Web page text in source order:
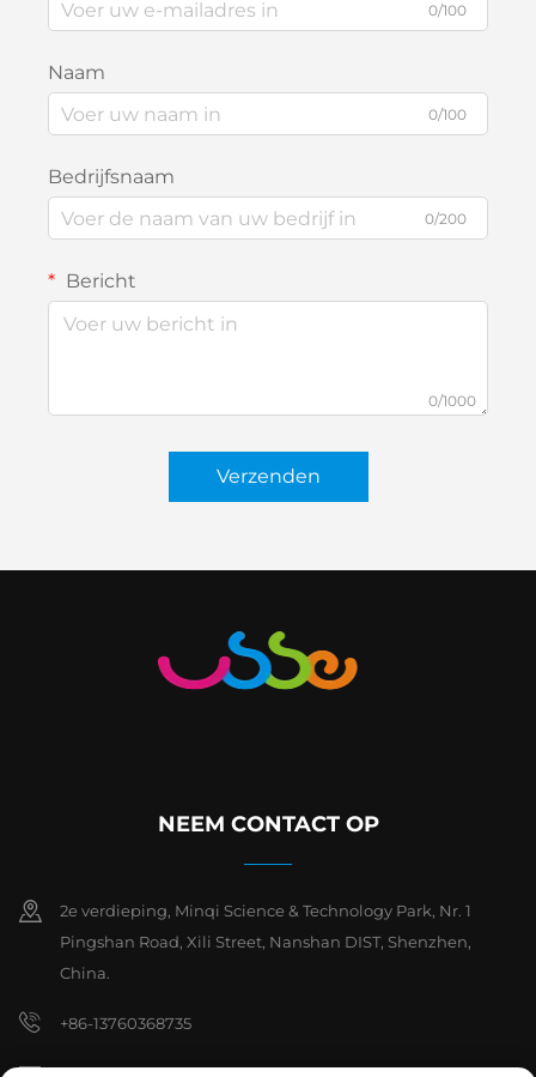
0/100
Naam
0/100
Bedrijfsnaam
0/200
Bericht
0/1000
Verzenden
NEEM CONTACT OP
2e verdieping, Minqi Science & Technology Park, Nr. 1
Pingshan Road, Xili Street, Nanshan DIST, Shenzhen,
China.
+86-13760368735